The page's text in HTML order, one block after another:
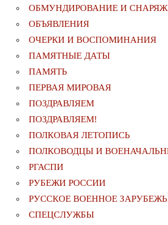
ОБМУНДИРОВАНИЕ И
ОБЪЯВЛЕНИЯ
ОЧЕРКИ И ВОСПОМИНАНИЯ
ПАМЯТНЫЕ ДАТЫ
ПАМЯТЬ
ПЕРВАЯ МИРОВАЯ
ПОЗДРАВЛЯЕМ
ПОЗДРАВЛЯЕМ!
ПОЛКОВАЯ ЛЕТОПИСЬ
ПОЛКОВОДЦЫ И
РГАСПИ
РУБЕЖИ РОССИИ
РУССКОЕ ВОЕННОЕ
СПЕЦСЛУЖБЫ